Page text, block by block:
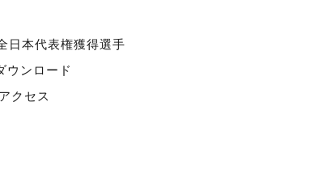
日本代表権獲得選手
ウンロード
アクセス